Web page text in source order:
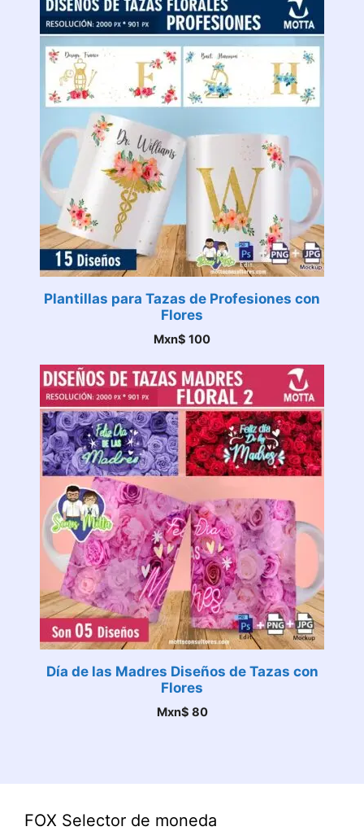
Plantillas para Tazas de Profesiones con
Flores
Mxn$ 100
Día de las Madres Diseños de Tazas con
Flores
Mxn$ 80
FOX Selector de moneda